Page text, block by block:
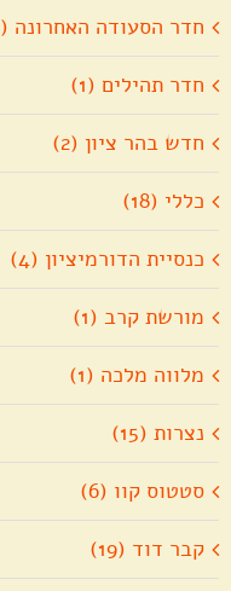
חדר הסעודה האחרונה (14)
חדר תהילים (1)
חדש בהר ציון (2)
כללי (18)
כנסיית הדורמיציון (4)
מורשת קרב (1)
מלווה מלכה (1)
נצרות (15)
סטטוס קוו (6)
קבר דוד (19)